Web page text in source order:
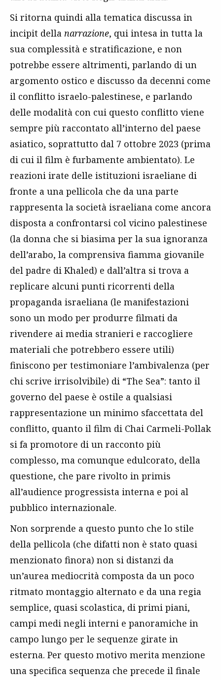
Si ritorna quindi alla tematica discussa in
incipit della narrazione, qui intesa in tutta la
sua complessità e stratificazione, e non
potrebbe essere altrimenti, parlando di un
argomento ostico e discusso da decenni come
il conflitto israelo-palestinese, e parlando
delle modalità con cui questo conflitto viene
sempre più raccontato all’interno del paese
asiatico, soprattutto dal 7 ottobre 2023 (prima
di cui il film è furbamente ambientato). Le
reazioni irate delle istituzioni israeliane di
fronte a una pellicola che da una parte
rappresenta la società israeliana come ancora
disposta a confrontarsi col vicino palestinese
(la donna che si biasima per la sua ignoranza
dell’arabo, la comprensiva fiamma giovanile
del padre di Khaled) e dall’altra si trova a
replicare alcuni punti ricorrenti della
propaganda israeliana (le manifestazioni
sono un modo per produrre filmati da
rivendere ai media stranieri e raccogliere
materiali che potrebbero essere utili)
finiscono per testimoniare l’ambivalenza (per
chi scrive irrisolvibile) di “The Sea”: tanto il
governo del paese è ostile a qualsiasi
rappresentazione un minimo sfaccettata del
conflitto, quanto il film di Chai Carmeli-Pollak
si fa promotore di un racconto più
complesso, ma comunque edulcorato, della
questione, che pare rivolto in primis
all’audience progressista interna e poi al
pubblico internazionale.
Non sorprende a questo punto che lo stile
della pellicola (che difatti non è stato quasi
menzionato finora) non si distanzi da
un’aurea mediocrità composta da un poco
ritmato montaggio alternato e da una regia
semplice, quasi scolastica, di primi piani,
campi medi negli interni e panoramiche in
campo lungo per le sequenze girate in
esterna. Per questo motivo merita menzione
una specifica sequenza che precede il finale